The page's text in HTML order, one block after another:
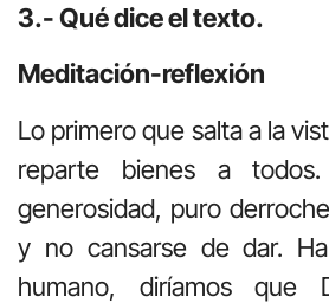
3.- Qué dice el texto.
Meditación-reflexión
Lo primero que salta a la
reparte bienes a
generosidad, puro
y no cansarse de dar.
humano, diríamos que